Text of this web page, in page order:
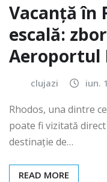
Vacanță în
escală:
Aeroportul
clujazi iun.
Rhodos, una dintre
poate fi vizitată
destinație de…
READ MORE